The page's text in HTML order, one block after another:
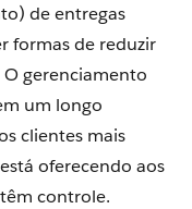
de entregas
formas de reduzir
gerenciamento
um longo
clientes mais
oferecendo aos
controle.